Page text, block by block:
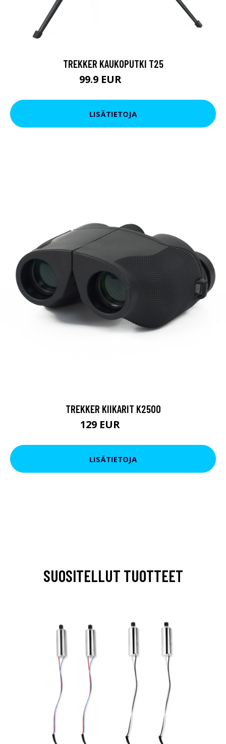
TREKKER KAUKOPUTKI T25
99.9 EUR
LISÄTIETOJA
TREKKER KIIKARIT K2500
129 EUR
LISÄTIETOJA
SUOSITELLUT TUOTTEET